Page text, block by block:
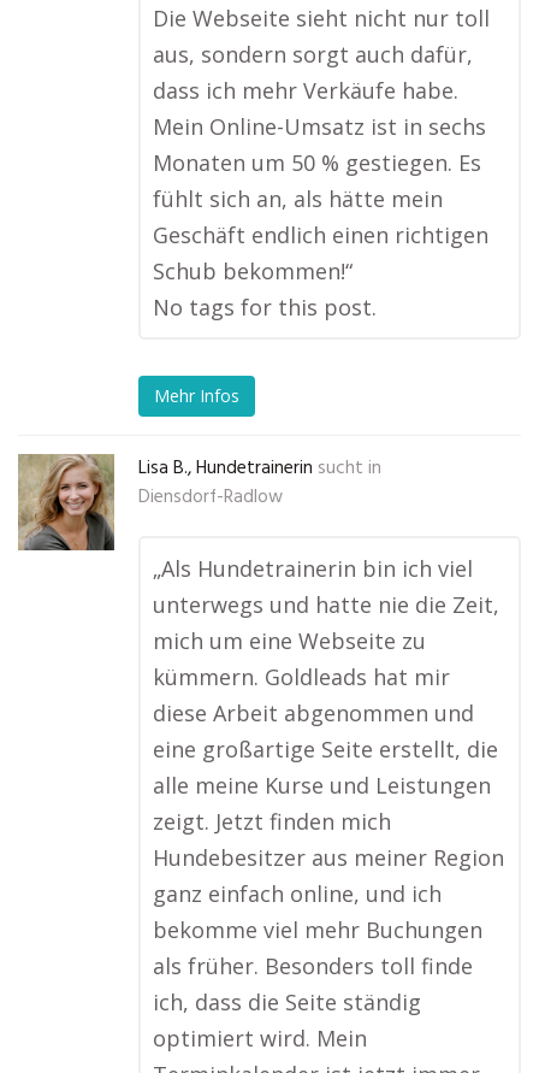
Die Webseite sieht nicht nur toll
aus, sondern sorgt auch dafür,
dass ich mehr Verkäufe habe.
Mein Online-Umsatz ist in sechs
Monaten um 50 % gestiegen. Es
fühlt sich an, als hätte mein
Geschäft endlich einen richtigen
Schub bekommen!“
No tags for this post.
Mehr Infos
Lisa B., Hundetrainerin sucht in
Diensdorf-Radlow
„Als Hundetrainerin bin ich viel
unterwegs und hatte nie die Zeit,
mich um eine Webseite zu
kümmern. Goldleads hat mir
diese Arbeit abgenommen und
eine großartige Seite erstellt, die
alle meine Kurse und Leistungen
zeigt. Jetzt finden mich
Hundebesitzer aus meiner Region
ganz einfach online, und ich
bekomme viel mehr Buchungen
als früher. Besonders toll finde
ich, dass die Seite ständig
optimiert wird. Mein